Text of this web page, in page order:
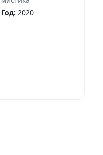
Год: 2020